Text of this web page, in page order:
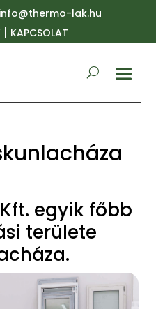
info@thermo-lak.hu
| KAPCSOLAT
egyik főbb
területe